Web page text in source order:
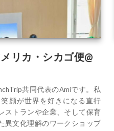
リカ・シカゴ便@
共同代表のAmiです。私
顔が世界を好きになる直行
ストランや企業、そして保育
異文化理解のワークショップ